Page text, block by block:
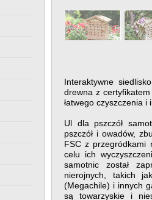
Interaktywne
drewna z
łatwego czyszczenia i
Ul dla pszczół
pszczół i owadów,
FSC z przegródkami
celu ich
samotnic został
nierojnych, takich
(Megachile) i innych
są towarzyskie i